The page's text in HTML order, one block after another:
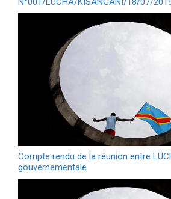
Compte rendu de la réunion entre
gouvernementale